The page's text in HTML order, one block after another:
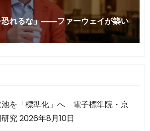
池を「標準化」へ 電子標準院・京
究2026年8月10日